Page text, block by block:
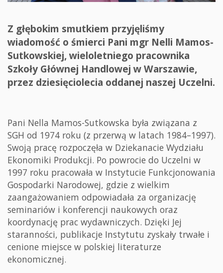
Z głębokim smutkiem przyjęliśmy
wiadomość o śmierci Pani mgr Nelli Mamos-
Sutkowskiej, wieloletniego pracownika
Szkoły Głównej Handlowej w Warszawie,
przez dziesięciolecia oddanej naszej Uczelni.
Pani Nella Mamos-Sutkowska była związana z
SGH od 1974 roku (z przerwą w latach 1984–1997).
Swoją pracę rozpoczęła w Dziekanacie Wydziału
Ekonomiki Produkcji. Po powrocie do Uczelni w
1997 roku pracowała w Instytucie Funkcjonowania
Gospodarki Narodowej, gdzie z wielkim
zaangażowaniem odpowiadała za organizację
seminariów i konferencji naukowych oraz
koordynację prac wydawniczych. Dzięki Jej
staranności, publikacje Instytutu zyskały trwałe i
cenione miejsce w polskiej literaturze
ekonomicznej.